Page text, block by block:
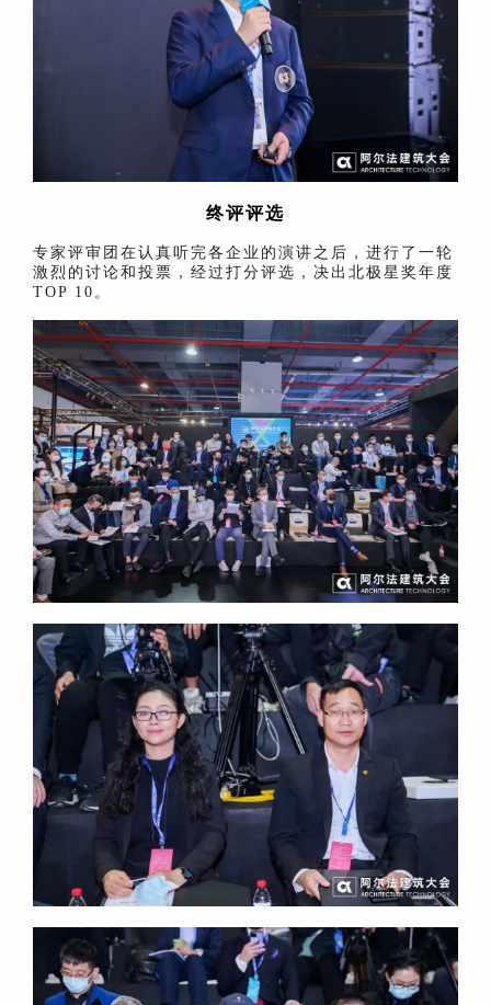
终评评选
专家评审团在认真听完各企业的演讲之后，进行了一轮
激烈的讨论和投票， 经过打分评选，决出北极星奖年度
TOP 10。